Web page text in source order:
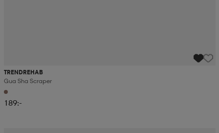
TRENDREHAB
Gua Sha Scraper
189:-